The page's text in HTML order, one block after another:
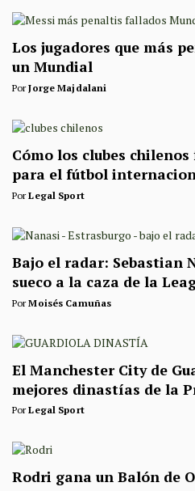
Los jugadores que más
un Mundial
PorJorge Majdalani
Cómo los clubes
para el fútbol
PorLegal Sport
Bajo el radar: Sebastian
sueco a la caza de la
PorMoisés Camuñas
El Manchester City de
mejores dinastías de la
PorLegal Sport
Rodri gana un Balón de